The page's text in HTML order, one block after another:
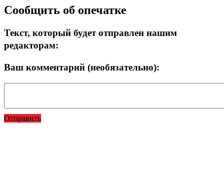
Сообщить об опечатке
Текст, который будет отправлен нашим
редакторам:
Ваш комментарий (необязательно):
Отправить